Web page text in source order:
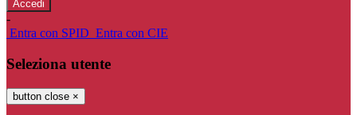
-
Entra con SPID Entra con CIE
Seleziona utente
button close ×